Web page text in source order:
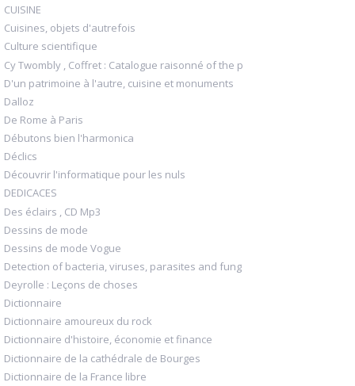
CUISINE
Cuisines, objets d'autrefois
Culture scientifique
Cy Twombly , Coffret : Catalogue raisonné of the p
D'un patrimoine à l'autre, cuisine et monuments
Dalloz
De Rome à Paris
Débutons bien l'harmonica
Déclics
Découvrir l'informatique pour les nuls
DEDICACES
Des éclairs , CD Mp3
Dessins de mode
Dessins de mode Vogue
Detection of bacteria, viruses, parasites and fung
Deyrolle : Leçons de choses
Dictionnaire
Dictionnaire amoureux du rock
Dictionnaire d'histoire, économie et finance
Dictionnaire de la cathédrale de Bourges
Dictionnaire de la France libre